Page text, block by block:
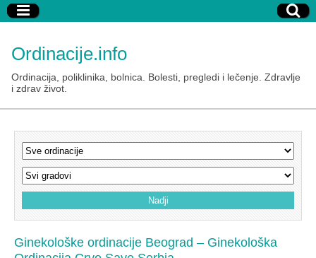
Ordinacije.info
Ordinacija, poliklinika, bolnica. Bolesti, pregledi i lečenje. Zdravlje
i zdrav život.
Ginekološke ordinacije Beograd – Ginekološka